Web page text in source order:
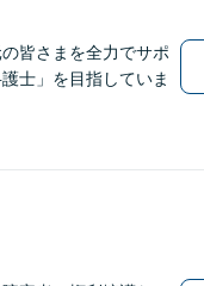
皆さまを全力でサポ
士」を目指していま